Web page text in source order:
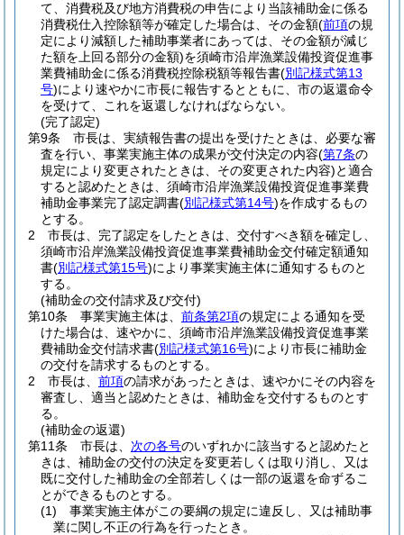
て、消費税及び地方消費税の申告により当該補助金に係る
消費税仕入控除額等が確定した場合は、その金額(前項の規
定により減額した補助事業者にあっては、その金額が減じ
た額を上回る部分の金額)を須崎市沿岸漁業設備投資促進事
業費補助金に係る消費税控除税額等報告書(別記様式第13
号)により速やかに市長に報告するとともに、市の返還命令
を受けて、これを返還しなければならない。
(完了認定)
第9条
市長は、実績報告書の提出を受けたときは、必要な審
査を行い、事業実施主体の成果が交付決定の内容(第7条の
規定により変更されたときは、その変更された内容)と適合
すると認めたときは、須崎市沿岸漁業設備投資促進事業費
補助金事業完了認定調書(別記様式第14号)を作成するもの
とする。
2
市長は、完了認定をしたときは、交付すべき額を確定し、
須崎市沿岸漁業設備投資促進事業費補助金交付確定額通知
書(別記様式第15号)により事業実施主体に通知するものと
する。
(補助金の交付請求及び交付)
第10条
事業実施主体は、 前条第2項の規定による通知を受
けた場合は、速やかに、須崎市沿岸漁業設備投資促進事業
費補助金交付請求書(別記様式第16号)により市長に補助金
の交付を請求するものとする。
2
市長は、 前項の請求があったときは、速やかにその内容を
審査し、適当と認めたときは、補助金を交付するものとす
る。
(補助金の返還)
第11条
市長は、 次の各号のいずれかに該当すると認めたと
きは、補助金の交付の決定を変更若しくは取り消し、又は
既に交付した補助金の全部若しくは一部の返還を命ずるこ
とができるものとする。
(1)
事業実施主体がこの要綱の規定に違反し、又は補助事
業に関し不正の行為を行ったとき。